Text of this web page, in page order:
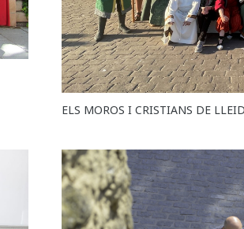
ELS MOROS I CRISTIANS DE